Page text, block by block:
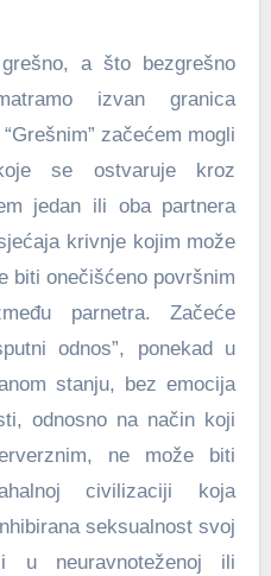
a što bezgrešno
izvan granica
začećem mogli
se ostvaruje kroz
jedan ili oba partnera
krivnje kojim može
biti onečišćeno površnim
parnetra. Začeće
odnos”, ponekad u
stanju, bez emocija
odnosno na način koji
ne može biti
civilizaciji koja
seksualnost svoj
u neuravnoteženoj ili